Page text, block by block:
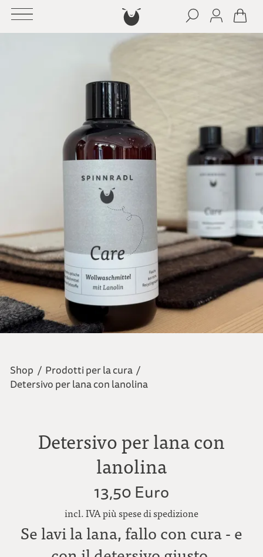
Shop / Prodotti per la cura /
Detersivo per lana con lanolina
Detersivo per lana con
lanolina
13,50 Euro
incl. IVA più spese di spedizione
Se lavi la lana, fallo con cura - e